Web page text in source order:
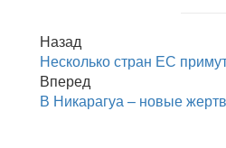
Назад
Несколько стран ЕС
Вперед
В Никарагуа – новые